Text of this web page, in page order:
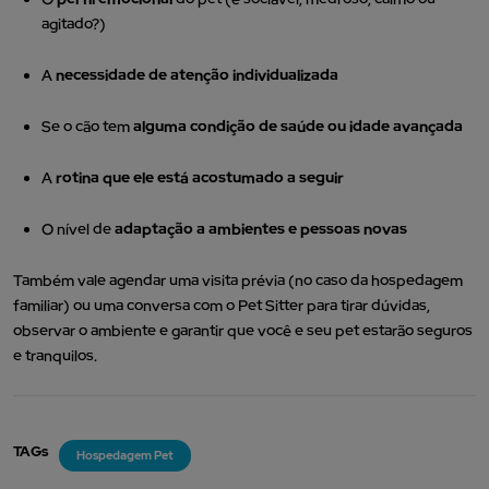
agitado?)
Anecessidade de atenção individualizada
Se o cão temalguma condição de saúde ou idade avançada
Arotina que ele está acostumado a seguir
O nível deadaptação a ambientes e pessoas novas
Também vale agendar uma visita prévia (no caso da hospedagem
familiar) ou uma conversa com o Pet Sitter para tirar dúvidas,
observar o ambiente e garantir que você e seu pet estarão seguros
e tranquilos.
TAGs Hospedagem Pet